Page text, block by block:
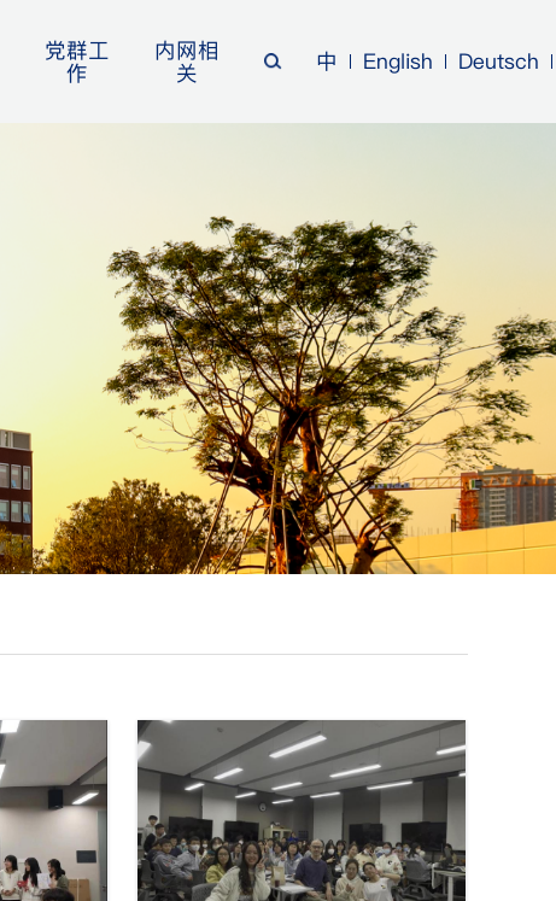
党群工
作
内网相
关 中 English Deutsch